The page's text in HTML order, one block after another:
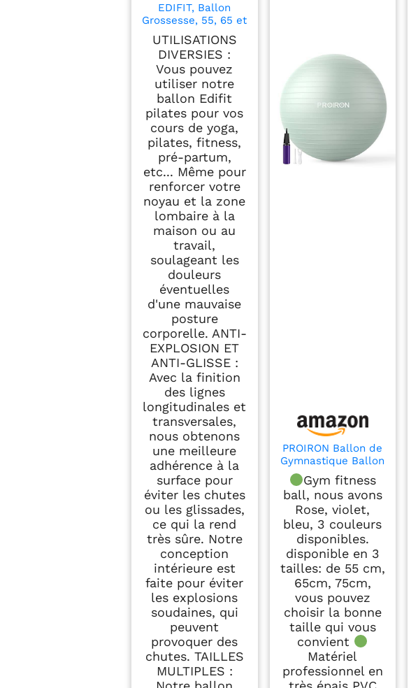
EDIFIT, Ballon
Grossesse, 55, 65 et
75, Swiss Ball, Gym,
Pilates, Gonfleur
Inclus, Fitness
Materiel,
Gymnastique, Yoga
Accessoires (65 cm,
Violet)
UTILISATIONS
DIVERSIES :
Vous pouvez
utiliser notre
ballon Edifit
pilates pour vos
cours de yoga,
pilates, fitness,
pré-partum,
etc... Même pour
renforcer votre
noyau et la zone
lombaire à la
maison ou au
travail,
soulageant les
douleurs
éventuelles
d'une mauvaise
posture
corporelle. ANTI-
EXPLOSION ET
ANTI-GLISSE :
Avec la finition
des lignes
longitudinales et
transversales,
nous obtenons
une meilleure
adhérence à la
surface pour
éviter les chutes
ou les glissades,
ce qui la rend
très sûre. Notre
conception
intérieure est
faite pour éviter
les explosions
soudaines, qui
peuvent
provoquer des
chutes. TAILLES
MULTIPLES :
PROIRON Ballon de
Gymnastique Ballon
d'exercices Fitness
Très épais avec
mouvements de
Yoga,65CM Swiss
Ball, Ballon de Gym
avec Pompe
Rapide, Anti-
éclatement et Anti-
dérapant Yoga
Ball,Vert
Gym fitness
ball, nous avons
Rose, violet,
bleu, 3 couleurs
disponibles.
disponible en 3
tailles: de 55 cm,
65cm, 75cm,
vous pouvez
choisir la bonne
taille qui vous
convient
Matériel
professionnel en